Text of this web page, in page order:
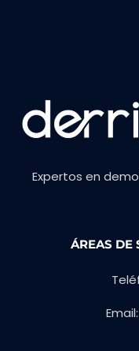
Expertos en
ÁREAS DE